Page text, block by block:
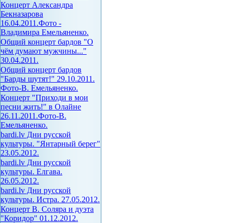
Концерт Александра
Бекназарова
16.04.2011.Фото -
Владимира Емельяненко.
Общий концерт бардов "О
чём думают мужчины..."
30.04.2011.
Общий концерт бардов
"Барды шутят!" 29.10.2011.
Фото-В. Емельяненко.
Концерт "Приходи в мои
песни жить!" в Олайне
26.11.2011.Фото-В.
Емельяненко.
bardi.lv Дни русской
культуры. "Янтарный берег"
23.05.2012.
bardi.lv Дни русской
культуры. Елгава.
26.05.2012.
bardi.lv Дни русской
культуры. Истра. 27.05.2012.
Концерт В. Соляра и дуэта
"Коридор" 01.12.2012.